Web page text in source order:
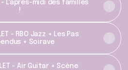
- L'après-midi des familles
!
- RBO Jazz + Les Pas
+ Soirave
- Air Guitar + Scène